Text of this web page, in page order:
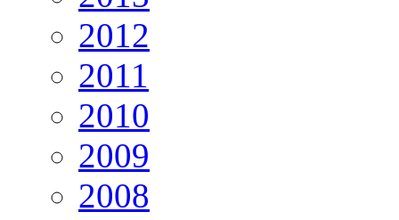
2012
2011
2010
2009
2008